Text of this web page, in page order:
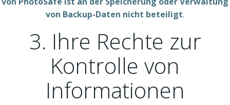
von Backup-Daten nicht beteiligt.
3. Ihre Rechte zur
Kontrolle von
Informationen